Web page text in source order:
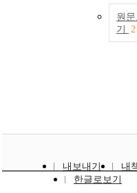
원
기
2
내보내기
내
한글로보기